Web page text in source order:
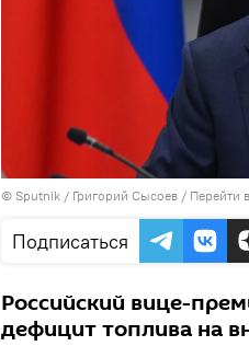
© Sputnik / Григорий Сысоев / Перейти
Подписаться
Российский вице-
дефицит топлива на